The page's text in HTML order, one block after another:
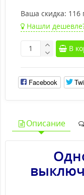
Ваша cкидка: 116
Нашли
В
Facebook
Описание